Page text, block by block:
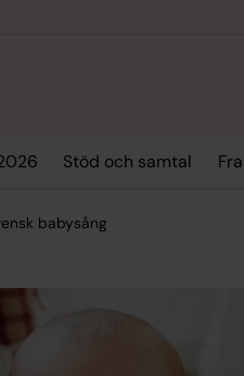
Stöd och samtal
babysång